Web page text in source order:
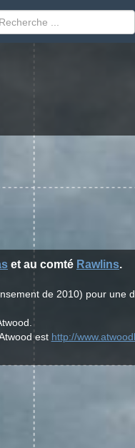
et au comté Rawlins.
de 2010) pour une
est http://